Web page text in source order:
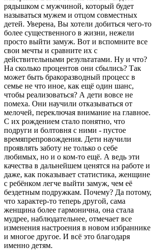
рядышком с мужчиной, который будет
называться мужем и отцом совместных
детей. Уверена, Вы хотели добиться чего-то
более существенного в жизни, нежели
просто выйти замуж. Вот и вспомните все
свои мечты и сравните их с
действительными результатами. Ну и что?
На сколько процентов они сбылись? Так
может быть бракоразводный процесс в
семье не что иное, как ещё один шанс,
чтобы реализоваться? А дети вовсе не
помеха. Они научили отказываться от
мелочей, переключая внимание на главное.
С их рождением стало понятно, что
подруги и болтовня с ними - пустое
времяпрепровождения. Дети научили
проявлять заботу не только о себе
любимых, но и о ком-то ещё. А ведь эти
качества в дальнейшем ценятся на работе и
даже, как показывает статистика, женщине
с ребёнком легче выйти замуж, чем её
бездетным подружкам. Почему? Да потому,
что характер-то теперь другой, сама
женщина более гармонична, она стала
мудрее, наблюдательнее, отмечает все
изменения настроения в новом избраннике
и многое другое. И всё это благодаря
именно детям.